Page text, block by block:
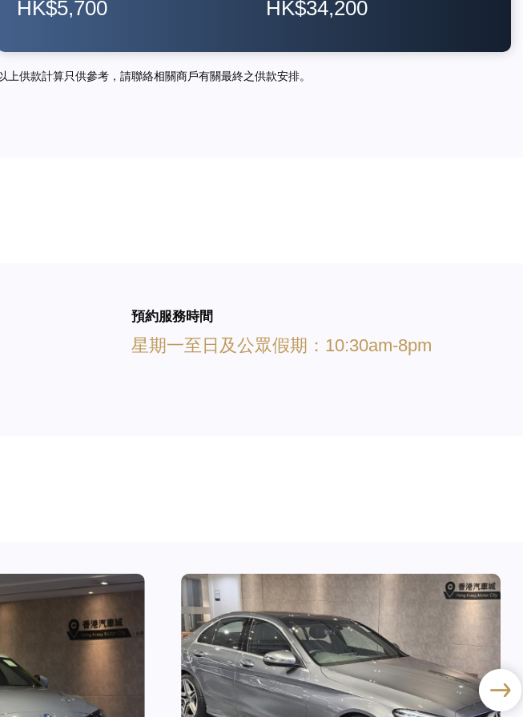
HK$5,700 HK$34,200
上供款計算只供參考，請聯絡相關商戶有關最終之供款安排。
預約服務時間
星期一至日及公眾假期：10:30am-8pm